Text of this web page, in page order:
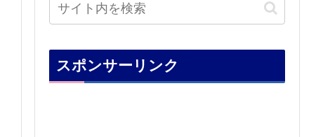
スポンサーリンク